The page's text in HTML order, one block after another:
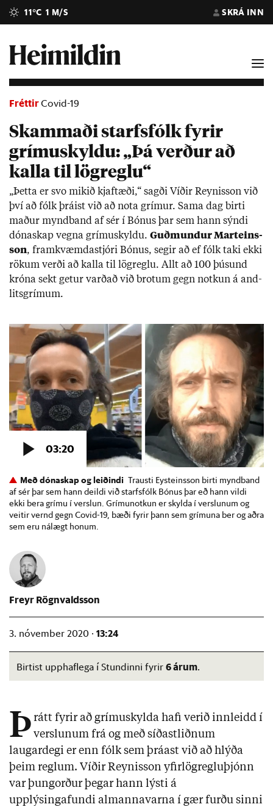
11°C 1 M/S SKRÁ INN
FréttirCovid-19
Skammaði starfsfólk fyrir
grímuskyldu: „Þá verður að
kalla til lögreglu“
„Þetta er svo mik­ið kjaftæði,“ sagði Víð­ir Reyn­is­son við
því að fólk þrá­ist við að nota grím­ur. Sama dag birti
mað­ur mynd­band af sér í Bón­us þar sem hann sýndi
dóna­skap vegna grímu­skyldu. Guð­mund­ur Marteins­
son, fram­kvæmda­stjóri Bón­us, seg­ir að ef fólk taki ekki
rök­um verði að kalla til lög­reglu. Allt að 100 þús­und
króna sekt get­ur varð­að við brot­um gegn notk­un á and­
lits­grím­um.
Með dónaskap og leiðindi Trausti Eysteinsson birti myndband
af sér þar sem hann deildi við starfsfólk Bónus þar eð hann vildi
ekki bera grímu í verslun. Grímunotkun er skylda í verslunum og
veitir vernd gegn Covid-19, bæði fyrir þann sem grímuna ber og aðra
sem eru nálægt honum.
Freyr Rögnvaldsson
3. nóvember 2020 · 13:24
Birtist upphaflega í Stundinni fyrir 6 árum.
Þ rátt fyrir að grímuskylda hafi verið innleidd í
verslunum frá og með síðastliðnum
laugardegi er enn fólk sem þráast við að hlýða
þeim reglum. Víðir Reynisson yfirlögregluþjónn
var þungorður þegar hann lýsti á
upplýsingafundi almannavarna í gær furðu sinni